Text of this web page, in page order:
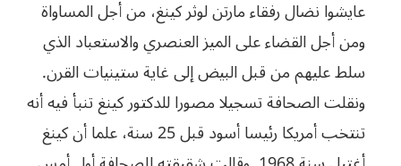
عايشوا نضال رفقاء مارتن لوثر كينغ، من أجلالمساواة
ومن أجل القضاء على الميز العنصري والاستعباد الذي
سلط عليهم من قبل البيضإلى غاية ستينيات القرن.
ونقلت الصحافة تسجيلا مصورا للدكتور كينغ تنبأ فيه أنه
تنتخبأمريكارئيساأسودقبل25سنة، علما أن كينغ